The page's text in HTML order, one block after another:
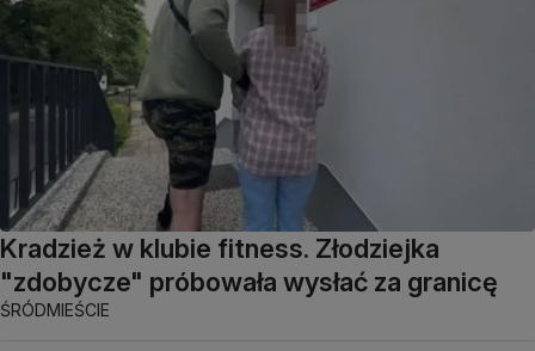
Kradzież w klubie fitness. Złodziejka
"zdobycze" próbowała wysłać za granicę
ŚRÓDMIEŚCIE